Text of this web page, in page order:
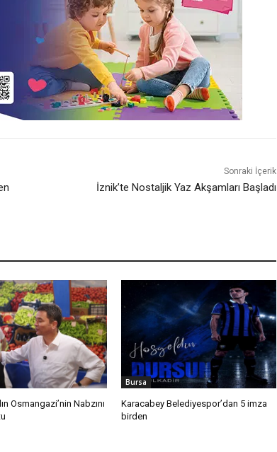
Sonraki İçerik
İznik’te Nostaljik Yaz Akşamları Başladı
Osmangazi’nin Nabzını
Bursa
Karacabey Belediyespor’dan 5 imza
birden